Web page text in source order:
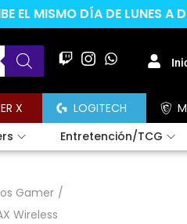
EL MISMO DÍA DE LUNES A
X LOGITECH
Entretención/TCG
Gamer /
Wireless